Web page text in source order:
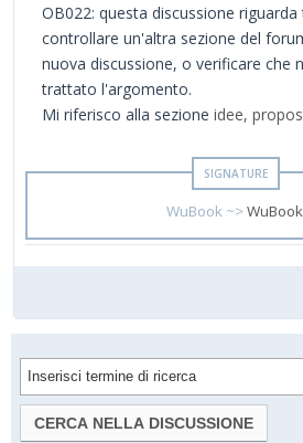
OB022: questa discussione
controllare un'altra sezione del
nuova discussione, o verificare che
trattato l'argomento.
Mi riferisco alla sezione idee,
WuBook ~>